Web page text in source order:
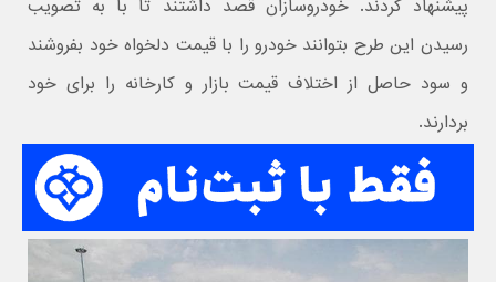
پیشنهاد کردند. خودروسازان قصد داشتند تا با به تصویب
رسیدن این طرح بتوانند خودرو را با قیمت دلخواه خود بفروشند
و سود حاصل از اختلاف قیمت بازار و کارخانه را برای خود
بردارند.